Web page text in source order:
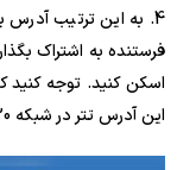
4. به این ترتیب
فرستنده به اشتراک
اسکن کنید. توجه کنید
این آدرس تتر در شبکه TRC-20 است مشاهده می شود.